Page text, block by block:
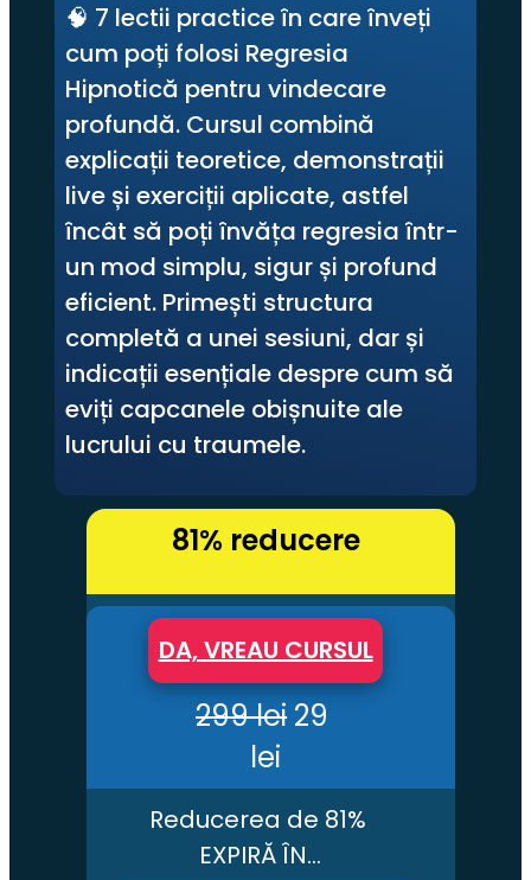
🧠 7 lectii practice în care înveți
cum poți folosi Regresia
Hipnotică pentru vindecare
profundă. Cursul combină
explicații teoretice, demonstrații
live și exerciții aplicate, astfel
încât să poți învăța regresia într-
un mod simplu, sigur și profund
eficient. Primești structura
completă a unei sesiuni, dar și
indicații esențiale despre cum să
eviți capcanele obișnuite ale
lucrului cu traumele.
81% reducere
DA, VREAU CURSUL
299 lei 29
lei
Reducerea de 81%
EXPIRĂ ÎN…